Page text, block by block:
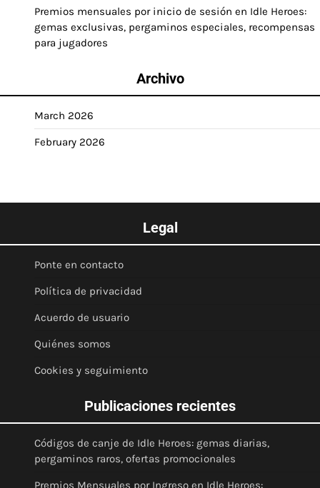
Premios mensuales por inicio de sesión en Idle Heroes:
gemas exclusivas, pergaminos especiales, recompensas
para jugadores
Archivo
March 2026
February 2026
Legal
Ponte en contacto
Política de privacidad
Acuerdo de usuario
Quiénes somos
Cookies y seguimiento
Publicaciones recientes
Códigos de canje de Idle Heroes: gemas diarias,
pergaminos raros, ofertas promocionales
Premios Mensuales por Ingreso en Idle Heroes: